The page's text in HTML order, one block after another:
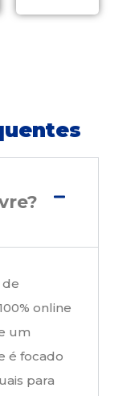
online
um
é focado
para